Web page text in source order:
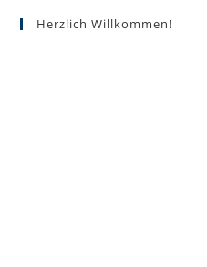
Herzlich Willkommen!